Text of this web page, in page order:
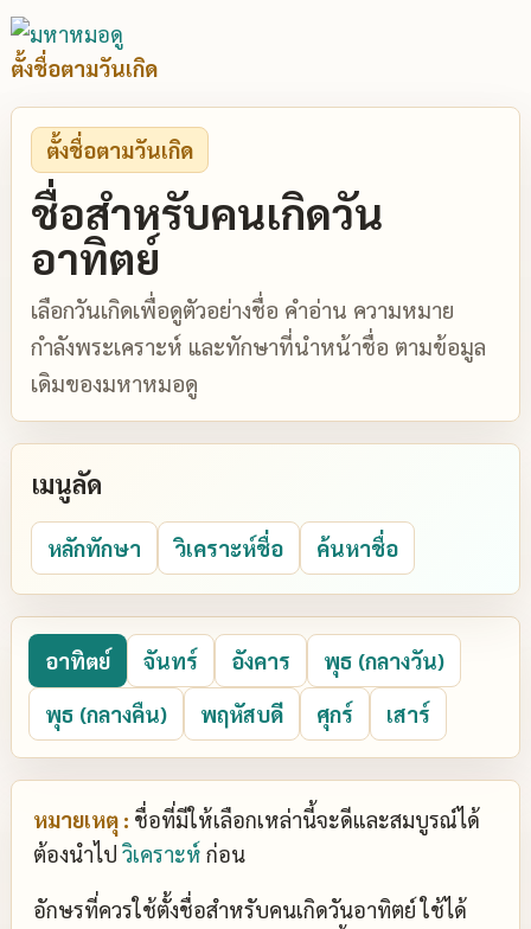
ตั้งชื่อตามวันเกิด
ตั้งชื่อตามวันเกิด
ชื่อสำหรับคนเกิดวัน
อาทิตย์
เลือกวันเกิดเพื่อดูตัวอย่างชื่อ คำอ่าน ความหมาย
กำลังพระเคราะห์ และทักษาที่นำหน้าชื่อ ตามข้อมูล
เดิมของมหาหมอดู
เมนูลัด
หลักทักษา วิเคราะห์ชื่อ ค้นหาชื่อ
อาทิตย์ จันทร์ อังคาร
พุธ (กลางวัน)
พุธ (กลางคืน)
พฤหัสบดี ศุกร์ เสาร์
หมายเหตุ : ชื่อที่มีให้เลือกเหล่านี้จะดีและสมบูรณ์ได้
ต้องนำไป วิเคราะห์ ก่อน
อักษรที่ควรใช้ตั้งชื่อสำหรับคนเกิดวันอาทิตย์ ใช้ได้